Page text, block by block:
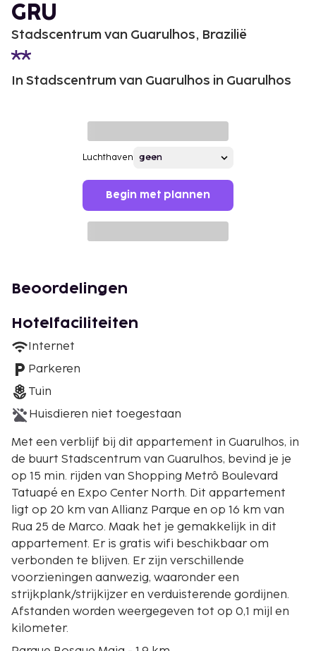
GRU
Stadscentrum van Guarulhos, Brazilië
In Stadscentrum van Guarulhos in Guarulhos
Luchthaven
Begin met plannen
Beoordelingen
Hotelfaciliteiten
Internet
Parkeren
Tuin
Huisdieren niet toegestaan
Met een verblijf bij dit appartement in Guarulhos, in
de buurt Stadscentrum van Guarulhos, bevind je je
op 15 min. rijden van Shopping Metrô Boulevard
Tatuapé en Expo Center North. Dit appartement
ligt op 20 km van Allianz Parque en op 16 km van
Rua 25 de Marco. Maak het je gemakkelijk in dit
appartement. Er is gratis wifi beschikbaar om
verbonden te blijven. Er zijn verschillende
voorzieningen aanwezig, waaronder een
strijkplank/strijkijzer en verduisterende gordijnen.
Afstanden worden weergegeven tot op 0,1 mijl en
kilometer.